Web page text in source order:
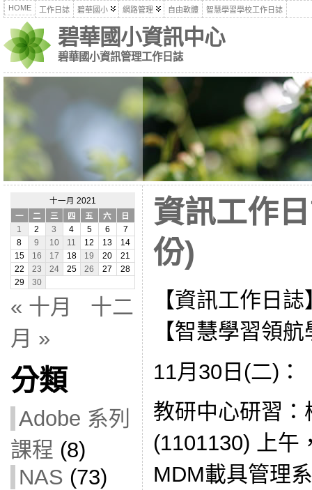
HOME 工作日誌 碧華國小 網路管理 自由軟體 智慧學習學校工作日誌
碧華國小資訊中心
碧華國小資訊管理工作日誌
十一月 2021
一
二 三 四 五 六
日
1
2 3 4 5 6
7
8
9 10 11 12 13
14
15
16 17 18 19 20
21
22
23 24 25 26 27
28
29
30
« 十月
十二
月 »
分類
Adobe 系列
課程 (8)
NAS (73)
資訊工作
份)
【資訊工作日
【智慧學習領
11月30日(二)：
教研中心研習
(1101130) 上午
MDM載具管理